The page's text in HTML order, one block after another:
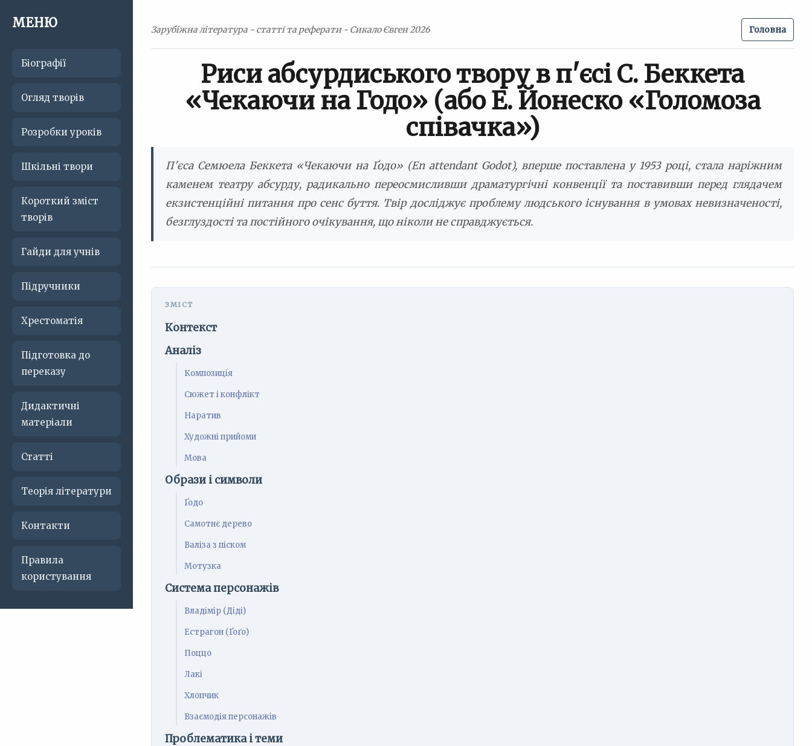
МЕНЮ
Біографії
Огляд творів
Розробки уроків
Шкільні твори
Короткий зміст
творів
Гайди для учнів
Підручники
Хрестоматія
Підготовка до
переказу
Дидактичні
матеріали
Статті
Теорія літератури
Контакти
Правила
користування
Зарубіжна література - статті та реферати - Сикало Євген 2026 Головна
Риси абсурдиського твору в п'єсі С. Беккета
«Чекаючи на Годо» (або Е. Йонеско «Голомоза
співачка»)
П'єса Семюела Беккета «Чекаючи на Ґодо» (En attendant Godot), вперше поставлена у 1953 році, стала наріжним
каменем театру абсурду, радикально переосмисливши драматургічні конвенції та поставивши перед глядачем
екзистенційні питання про сенс буття. Твір досліджує проблему людського існування в умовах невизначеності,
безглуздості та постійного очікування, що ніколи не справджується.
Контекст
Аналіз
Композиція
Сюжет і конфлікт
Наратив
Художні прийоми
Мова
Образи і символи
Ґодо
Самотнє дерево
Валіза з піском
Мотузка
Система персонажів
Владімір (Діді)
Естрагон (Ґоґо)
Поццо
Лакі
Хлопчик
Взаємодія персонажів
Проблематика і теми